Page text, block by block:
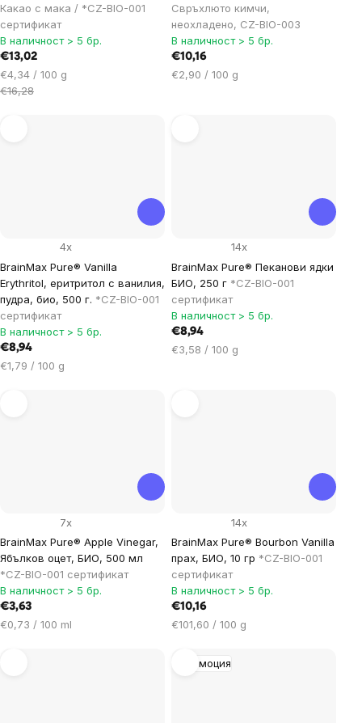
Какао с мака / *CZ-BIO-001
сертификат
В наличност > 5 бр.
€13,02
Цена
за
€4,34 / 100 g
€16,28
Свръхлюто кимчи,
неохладено, CZ-BIO-003
В наличност > 5 бр.
€10,16
Цена
€2,90 / 100 g
BrainMax Pure® Vanilla
Erythritol, еритритол с ванилия,
пудра, био, 500 г. *CZ-BIO-001
сертификат
4x
В наличност > 5 бр.
€8,94
Цена
€1,79 / 100 g
BrainMax Pure® Пеканови ядки
БИО, 250 г *CZ-BIO-001
сертификат
14x
В наличност > 5 бр.
€8,94
Цена
€3,58 / 100 g
BrainMax Pure® Apple Vinegar,
Ябълков оцет, БИО, 500 мл
*CZ-BIO-001 сертификат
7x
В наличност > 5 бр.
€3,63
Цена
€0,73 / 100 ml
BrainMax Pure® Bourbon Vanilla
прах, БИО, 10 гр *CZ-BIO-001
сертификат
14x
В наличност > 5 бр.
€10,16
Цена
мярка:
€101,60 / 100 g
Промоция